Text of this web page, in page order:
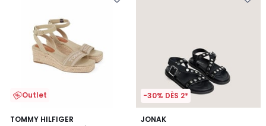
Outlet
TOMMY HILFIGER
2
2
-30% DÈS 2*
JONAK